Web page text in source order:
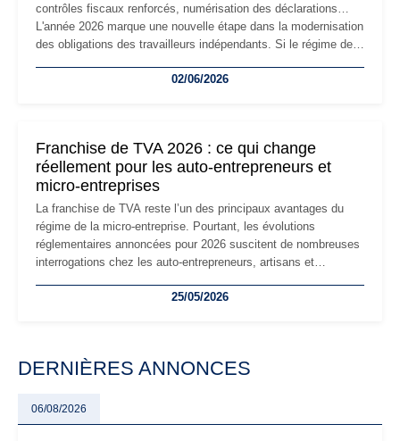
contrôles fiscaux renforcés, numérisation des déclarations…
L'année 2026 marque une nouvelle étape dans la modernisation
des obligations des travailleurs indépendants. Si le régime de
les auto-entrepreneurs devront s'adapter à un environnement
02/06/2026
Franchise de TVA 2026 : ce qui change
réellement pour les auto-entrepreneurs et
micro-entreprises
La franchise de TVA reste l’un des principaux avantages du
régime de la micro-entreprise. Pourtant, les évolutions
réglementaires annoncées pour 2026 suscitent de nombreuses
interrogations chez les auto-entrepreneurs, artisans et
facturation ou risque de bascule vers la TVA : les règles
25/05/2026
DERNIÈRES ANNONCES
06/08/2026